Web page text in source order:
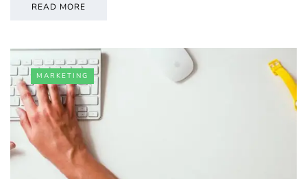
READ MORE
MARKETING